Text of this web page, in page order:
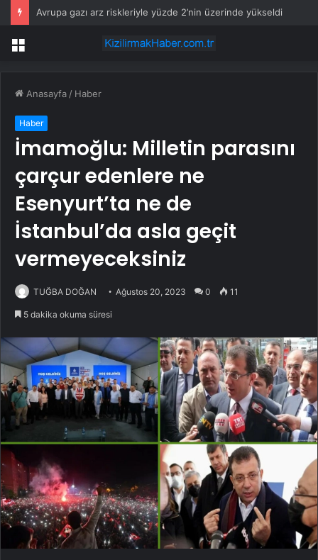
Avrupa gazı arz riskleriyle yüzde 2’nin üzerinde yükseldi
Menü
Anasayfa / Haber
Haber
İmamoğlu: Milletin parasını
çarçur edenlere ne
Esenyurt’ta ne de
İstanbul’da asla geçit
vermeyeceksiniz
TUĞBA DOĞAN Ağustos 20, 2023 0 11
5 dakika okuma süresi